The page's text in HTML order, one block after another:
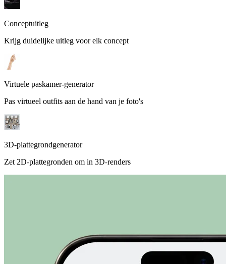
Conceptuitleg
Krijg duidelijke uitleg voor elk concept
Virtuele paskamer-generator
Pas virtueel outfits aan de hand van je foto's
3D-plattegrondgenerator
Zet 2D-plattegronden om in 3D-renders